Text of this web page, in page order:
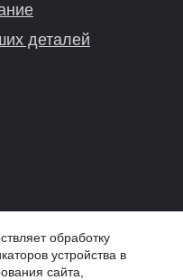
деталей
обработку
устройства в
сайта,